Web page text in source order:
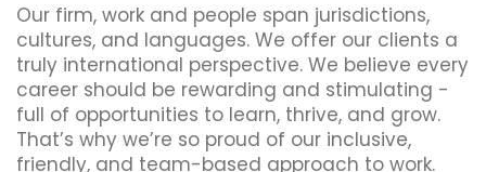
Our firm, work and people span jurisdictions,
cultures, and languages. We offer our clients a
truly international perspective. We believe every
career should be rewarding and stimulating -
full of opportunities to learn, thrive, and grow.
That’s why we’re so proud of our inclusive,
friendly, and team-based approach to work.